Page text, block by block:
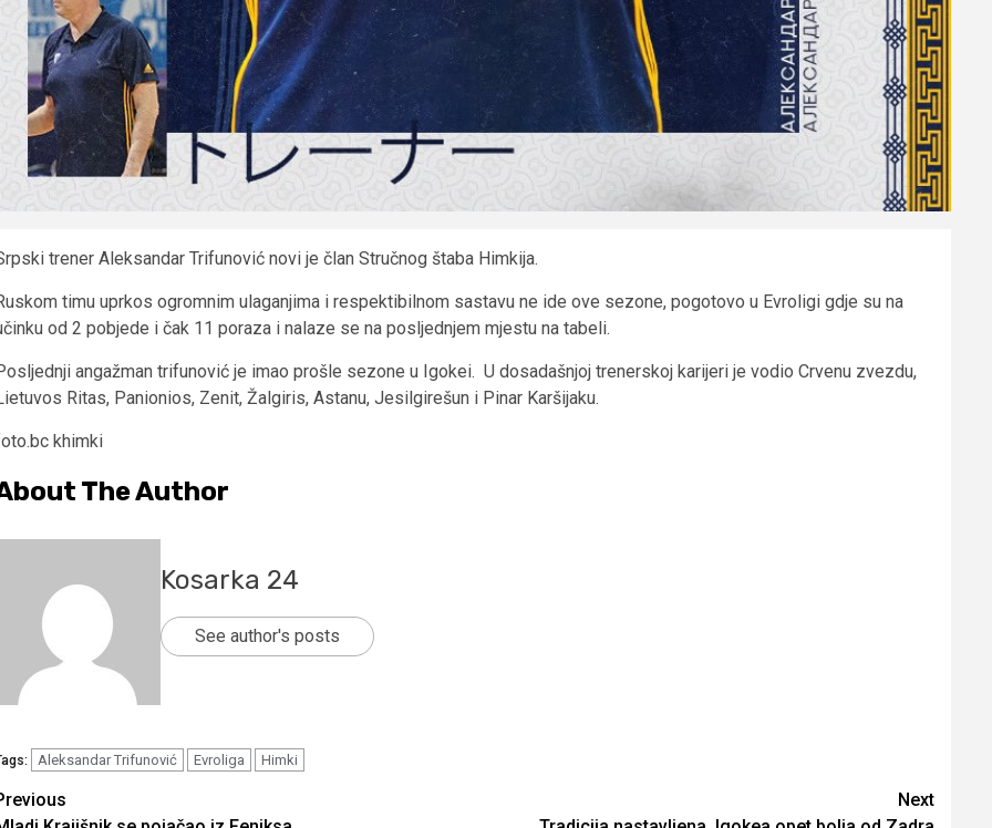
trener Aleksandar Trifunović novi je član Stručnog štaba Himkija.
timu uprkos ogromnim ulaganjima i respektibilnom sastavu ne ide ove sezone, pogotovo u Evroligi gdje su na
od 2 pobjede i čak 11 poraza i nalaze se na posljednjem mjestu na tabeli.
angažman trifunović je imao prošle sezone u Igokei. U dosadašnjoj trenerskoj karijeri je vodio Crvenu zvezdu,
Ritas, Panionios, Zenit, Žalgiris, Astanu, Jesilgirešun i Pinar Karšijaku.
khimki
The Author
Kosarka 24
See author's posts
Aleksandar Trifunović Evroliga Himki
Next